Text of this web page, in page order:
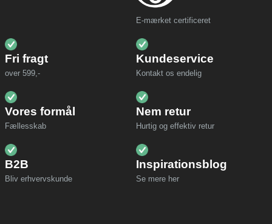
E-mærket certificeret
Fri fragt
over 599,-
Kundeservice
Kontakt os endelig
Vores formål
Fællesskab
Nem retur
Hurtig og effektiv retur
B2B
Bliv erhvervskunde
Inspirationsblog
Se mere her